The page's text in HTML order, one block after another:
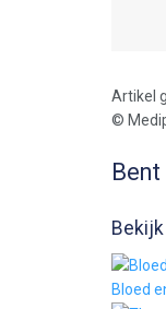
Artikel
©
Bloed